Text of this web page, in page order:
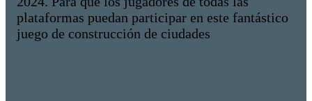
plataformas puedan participar en este fantástico
juego de construcción de ciudades